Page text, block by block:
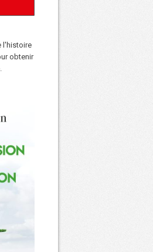
l'histoire
obtenir